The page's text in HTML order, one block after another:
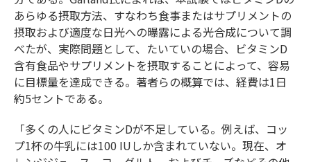
あらゆる摂取方法、すなわち食事またはサプリメントの
摂取および適度な日光への曝露による光合成について調
べたが、実際問題として、たいていの場合、ビタミンD
含有食品やサプリメントを摂取することによって、容易
に目標量を達成できる。著者らの概算では、経費は1日
約5セントである。
「多くの人にビタミンDが不足している。例えば、コッ
プ1杯の牛乳には100 IUしか含まれていない。現在、オ